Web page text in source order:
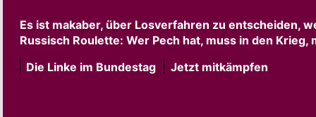
Es ist makaber, über Losverfahren zu entscheiden,
Russisch Roulette: Wer Pech hat, muss in den Krieg,
Die Linke im Bundestag
Jetzt mitkämpfen